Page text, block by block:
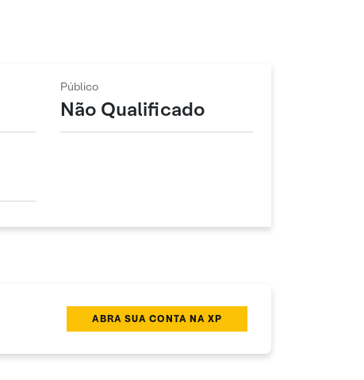
Público
Não Qualificado
ABRA SUA CONTA NA XP